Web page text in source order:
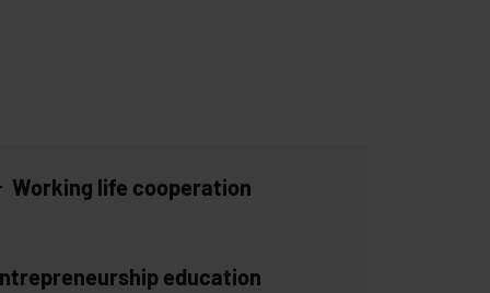
Working life cooperation
education